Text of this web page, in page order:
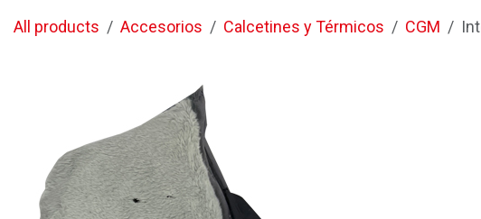
All products Accesorios Calcetines y Térmicos CGM